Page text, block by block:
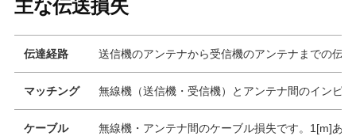
主な伝送損失
伝達経路 送信機のアンテナから受信機のアンテナまでの伝
マッチング 無線機（送信機・受信機）とアンテナ間のインピ
ケーブル 無線機・アンテナ間のケーブル損失です。1[m]あ